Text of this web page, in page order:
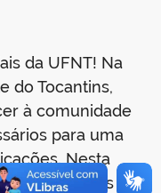
da UFNT! Na
do Tocantins,
à comunidade
para uma
Nesta
detalhados que